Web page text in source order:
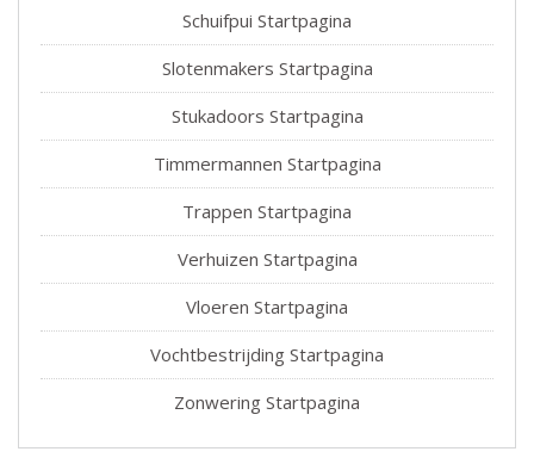
Schuifpui Startpagina
Slotenmakers Startpagina
Stukadoors Startpagina
Timmermannen Startpagina
Trappen Startpagina
Verhuizen Startpagina
Vloeren Startpagina
Vochtbestrijding Startpagina
Zonwering Startpagina